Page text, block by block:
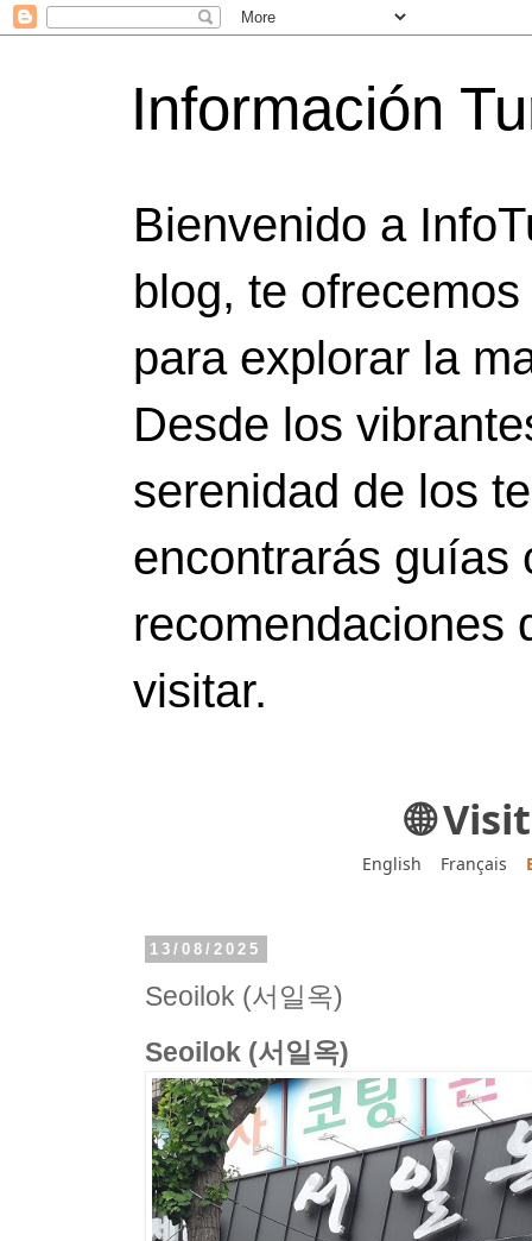
Información
Bienvenido a
blog, te
para explorar la
Desde los
serenidad de los
encontrarás guías
recomendaciones
visitar.
🌐
English Français
13/08/2025
Seoilok (서일옥)
Seoilok (서일옥)